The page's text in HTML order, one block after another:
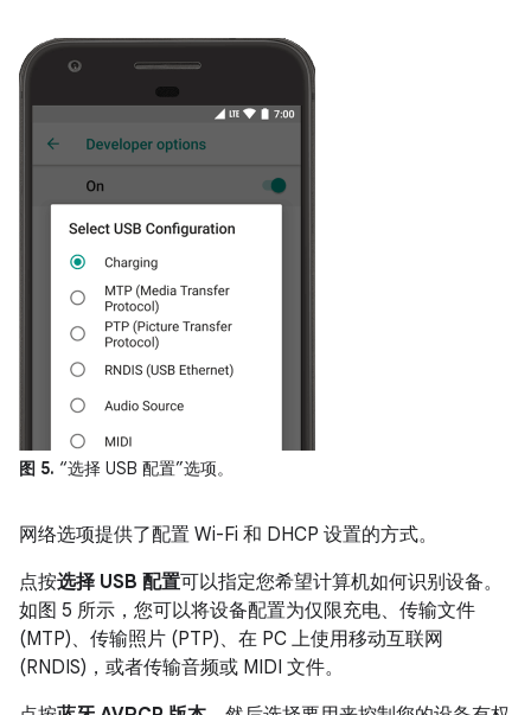
图 5. “选择 USB 配置”选项。
网络选项提供了配置 Wi-Fi 和 DHCP 设置的方式。
点按选择 USB 配置可以指定您希望计算机如何识别设备。
如图 5 所示，您可以将设备配置为仅限充电、传输文件
(MTP)、传输照片 (PTP)、在 PC 上使用移动互联网
(RNDIS)，或者传输音频或 MIDI 文件。